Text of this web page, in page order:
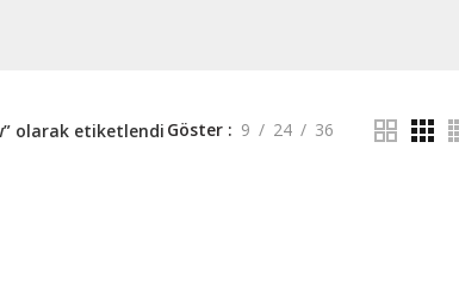
olarak etiketlendi Göster 9 24 36